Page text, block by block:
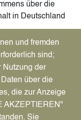
über die
in Deutschland
ersatzweise der
Inlandswohnsitz
weder für die
ein
Standesamt I in
und fremden
sind;
Nutzung der
über die
die zur Anzeige
AKZEPTIEREN"
Sie